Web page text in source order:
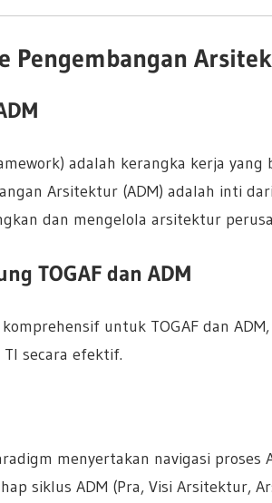
Pengembangan
adalah kerangka kerja
Arsitektur (ADM) adalah inti
dan mengelola arsitektur
TOGAF dan ADM
untuk TOGAF dan
secara efektif.
menyertakan navigasi proses
siklus ADM (Pra, Visi Arsitektur,